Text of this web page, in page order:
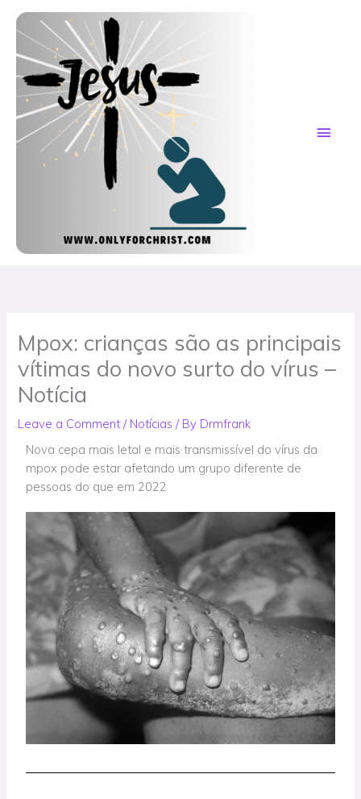
content
Mpox: crianças são as principais
vítimas do novo surto do vírus –
Notícia
Leave a Comment / Notícias / By Drmfrank
Nova cepa mais letal e mais transmissível do vírus da
mpox pode estar afetando um grupo diferente de
pessoas do que em 2022